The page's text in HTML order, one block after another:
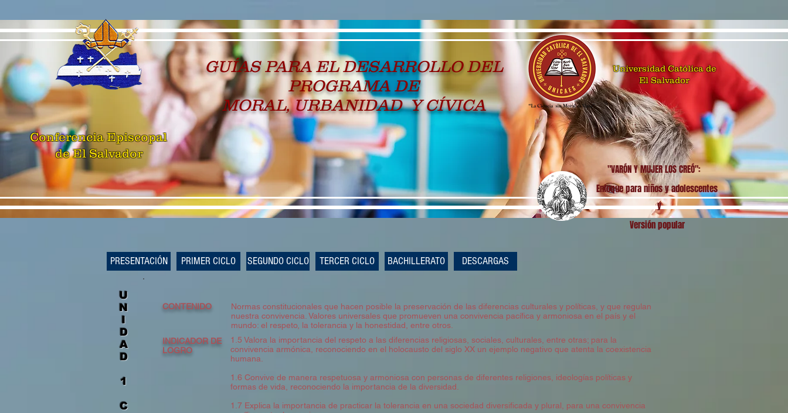
GUÍAS PARA EL DESARROLLO DEL
PROGRAMA DE
MORAL, URBANIDAD Y CÍVICA
Conferencia Episcopal
de El Salvador
"VARÓN Y MUJER LOS CREÓ":
Enfoque para niños y adolescentes
y
Versión popular
Universidad Católica de
El Salvador
PRESENTACIÓN PRIMER CICLO SEGUNDO CICLO TERCER CICLO BACHILLERATO DESCARGAS
U
N
I
D
A
D
1
C
CONTENIDO
Normas constitucionales que hacen posible la preservación de las diferencias culturales y políticas, y que regulan
nuestra convivencia. Valores universales que promueven una convivencia pacífica y armoniosa en el país y el
mundo: el respeto, la tolerancia y la honestidad, entre otros.
INDICADOR DE
LOGRO
1.5 Valora la importancia del respeto a las diferencias religiosas, sociales, culturales, entre otras; para la
convivencia armónica, reconociendo en el holocausto del siglo XX un ejemplo negativo que atenta la coexistencia
humana.
1.6 Convive de manera respetuosa y armoniosa con personas de diferentes religiones, ideologías políticas y
formas de vida, reconociendo la importancia de la diversidad.
1.7 Explica la importancia de practicar la tolerancia en una sociedad diversificada y plural, para una convivencia